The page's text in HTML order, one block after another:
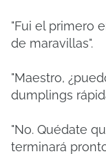
"Fui el primero
de maravillas".
"Maestro,
dumplings
"No. Quédate
terminará